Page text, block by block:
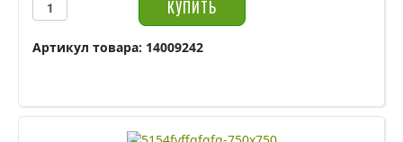
Артикул товара: 14009242